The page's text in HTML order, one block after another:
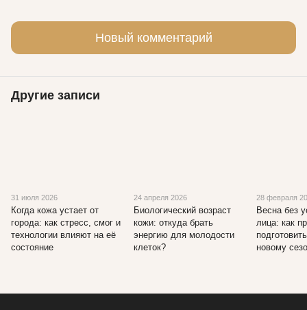
Новый комментарий
Другие записи
31 июля 2026
Когда кожа устает от
города: как стресс, смог и
технологии влияют на её
состояние
24 апреля 2026
Биологический возраст
кожи: откуда брать
энергию для молодости
клеток?
28 февраля
Весна без
лица: как
новому